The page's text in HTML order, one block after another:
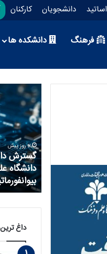
اساتید دانشجویان کارکنان
فرهنگ دانشکده ها
2 روز پیش
گسترش
دانشگاه
داغ